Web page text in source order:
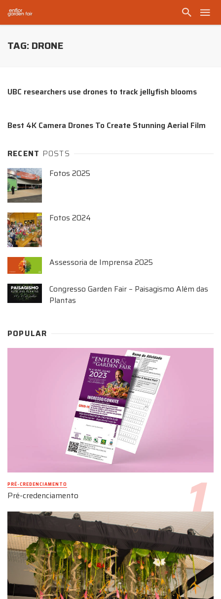
TAG: DRONE
UBC researchers use drones to track jellyfish blooms
Best 4K Camera Drones To Create Stunning Aerial Film
RECENT POSTS
Fotos 2025
Fotos 2024
Assessoria de Imprensa 2025
Congresso Garden Fair – Paisagismo Além das
Plantas
POPULAR
PRÉ-CREDENCIAMENTO
Pré-credenciamento